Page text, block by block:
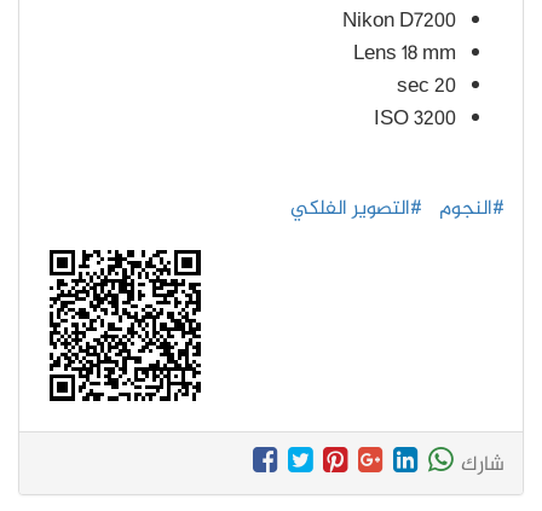
Nikon D7200
Lens 18 mm
20 sec
ISO 3200
#النجوم #التصوير الفلكي
شارك